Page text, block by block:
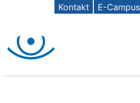
Kontakt E-Campus